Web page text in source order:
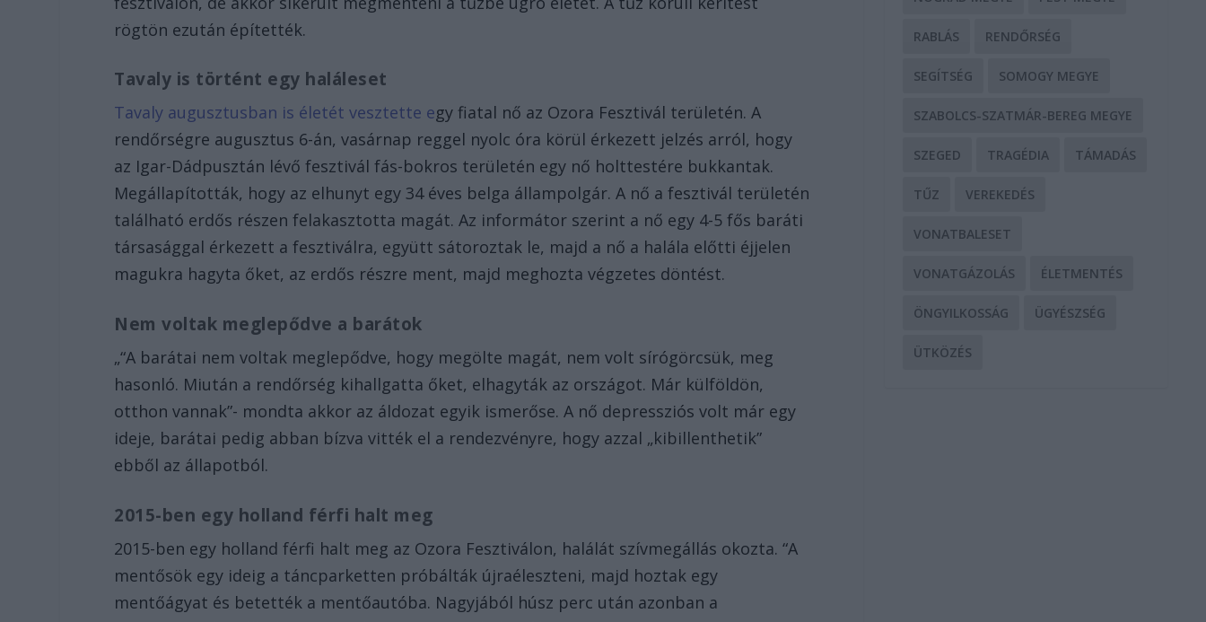
rögtön ezután építették.
Tavaly is történt egy haláleset
Tavaly augusztusban is életét vesztette egy fiatal nő az Ozora Fesztivál területén. A
rendőrségre augusztus 6-án, vasárnap reggel nyolc óra körül érkezett jelzés arról, hogy
az Igar-Dádpusztán lévő fesztivál fás-bokros területén egy nő holttestére bukkantak.
Megállapították, hogy az elhunyt egy 34 éves belga állampolgár. A nő a fesztivál területén
található erdős részen felakasztotta magát. Az informátor szerint a nő egy 4-5 fős baráti
társasággal érkezett a fesztiválra, együtt sátoroztak le, majd a nő a halála előtti éjjelen
magukra hagyta őket, az erdős részre ment, majd meghozta végzetes döntést.
Nem voltak meglepődve a barátok
„“A barátai nem voltak meglepődve, hogy megölte magát, nem volt sírógörcsük, meg
hasonló. Miután a rendőrség kihallgatta őket, elhagyták az országot. Már külföldön,
otthon vannak”- mondta akkor az áldozat egyik ismerőse. A nő depressziós volt már egy
ideje, barátai pedig abban bízva vitték el a rendezvényre, hogy azzal „kibillenthetik”
ebből az állapotból.
2015-ben egy holland férfi halt meg
2015-ben egy holland férfi halt meg az Ozora Fesztiválon, halálát szívmegállás okozta. “A
mentősök egy ideig a táncparketten próbálták újraéleszteni, majd hoztak egy
mentőágyat és betették a mentőautóba. Nagyjából húsz perc után azonban a
RABLÁS RENDŐRSÉG
SEGÍTSÉG SOMOGY MEGYE
SZABOLCS-SZATMÁR-BEREG MEGYE
SZEGED TRAGÉDIA TÁMADÁS
TŰZ VEREKEDÉS
VONATBALESET
VONATGÁZOLÁS ÉLETMENTÉS
ÖNGYILKOSSÁG ÜGYÉSZSÉG
ÜTKÖZÉS